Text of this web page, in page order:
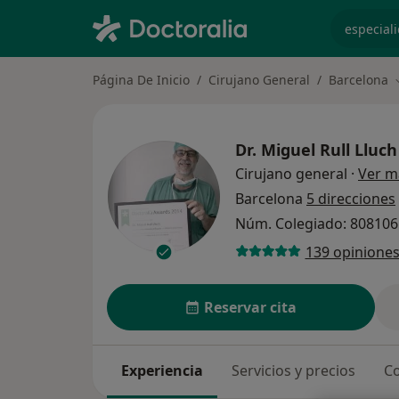
Página De Inicio Cirujano General Barcelona
Dr. Miguel Rull Lluch
Cirujano general · Ver
Barcelona 5 direcciones
Núm. Colegiado:
139 opiniones
Reservar cita
Experiencia Servicios y precios